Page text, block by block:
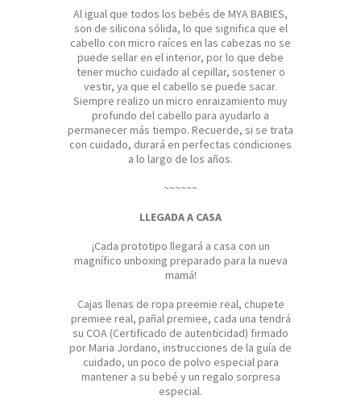
Al igual que todos los bebés de MYA BABIES,
son de silicona sólida, lo que significa que el
cabello con micro raíces en las cabezas no se
puede sellar en el interior, por lo que debe
tener mucho cuidado al cepillar, sostener o
vestir, ya que el cabello se puede sacar.
Siempre realizo un micro enraizamiento muy
profundo del cabello para ayudarlo a
permanecer más tiempo. Recuerde, si se trata
con cuidado, durará en perfectas condiciones
a lo largo de los años.
~~~~~~
LLEGADA A CASA
¡Cada prototipo llegará a casa con un
magnífico unboxing preparado para la nueva
mamá!
Cajas llenas de ropa preemie real, chupete
premiee real, pañal premiee, cada una tendrá
su COA (Certificado de autenticidad) firmado
por Maria Jordano, instrucciones de la guía de
cuidado, un poco de polvo especial para
mantener a su bebé y un regalo sorpresa
especial.